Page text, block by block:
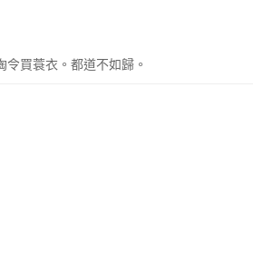
買蓑衣。都道不如歸。